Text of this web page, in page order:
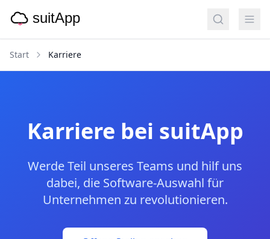
Start Karriere
Karriere bei suitApp
Werde Teil unseres Teams und hilf uns
dabei, die Software-Auswahl für
Unternehmen zu revolutionieren.